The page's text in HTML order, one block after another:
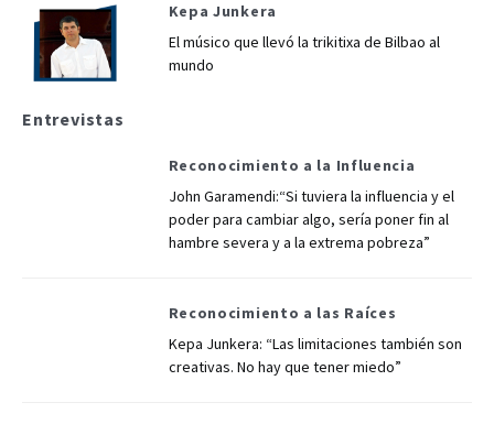
Kepa Junkera
El músico que llevó la trikitixa de Bilbao al
mundo
Entrevistas
Reconocimiento a la Influencia
John Garamendi:“Si tuviera la influencia y el
poder para cambiar algo, sería poner fin al
hambre severa y a la extrema pobreza”
Reconocimiento a las Raíces
Kepa Junkera: “Las limitaciones también son
creativas. No hay que tener miedo”